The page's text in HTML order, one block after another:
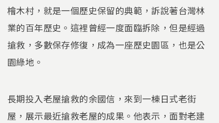
檜木村，就是一個歷史保留的典範，訴說著台灣林
業的百年歷史。這裡曾經一度面臨拆除，但是經過
搶救，多數保存修復，成為一座歷史園區，也是公
園綠地。
長期投入老屋搶救的余國信，來到一棟日式老街
屋，展示最近搶救老屋的成果。他表示，面對老建